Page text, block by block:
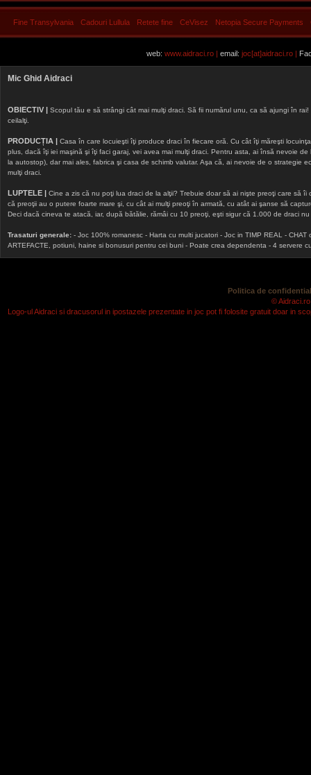
Fine Transylvania Cadouri Lullula Retete fine CeVisez Netopia Secure Payments
web: www.aidraci.ro | email: joc[at]aidraci.ro |
Mic Ghid Aidraci
OBIECTIV | Scopul tău e să strângi cât mai mulţi draci. Să fii numărul unu, ca să ajungi în
ceilalţi.
PRODUCȚIA | Casa în care locuieşti îţi produce draci în fiecare oră. Cu cât îţi măreşti
plus, dacă îţi iei maşină şi îţi faci garaj, vei avea mai mulţi draci. Pentru asta, ai însă nevoie
la autostop), dar mai ales, fabrica şi casa de schimb valutar. Aşa că, ai nevoie de o strategie
mulţi draci.
LUPTELE | Cine a zis că nu poţi lua draci de la alţii? Trebuie doar să ai nişte preoţi care să
că preoţii au o putere foarte mare şi, cu cât ai mulţi preoţi în armată, cu atât ai şanse să
Deci dacă cineva te atacă, iar, după bătălie, rămâi cu 10 preoţi, eşti sigur că 1.000 de draci
Trasaturi generale: - Joc 100% romanesc - Harta cu multi jucatori - Joc in TIMP REAL -
ARTEFACTE, potiuni, haine si bonusuri pentru cei buni - Poate crea dependenta - 4 servere
Politica de
©
Logo-ul Aidraci si dracusorul in ipostazele prezentate in joc pot fi folosite gratuit doar in